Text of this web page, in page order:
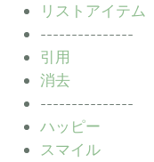
リストアイテム
---------------
引用
消去
---------------
ハッピー
スマイル